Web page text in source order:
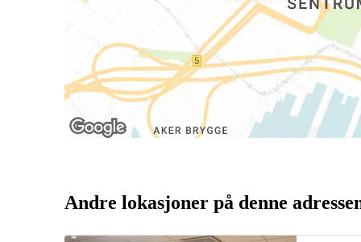
Andre lokasjoner på denne